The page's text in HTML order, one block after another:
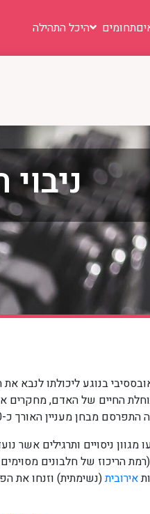
תחומים היכל התהילה
ניבוי
בנוגע ליכולתו לנבא
החיים של האדם, מחקרים
האורך כ-10 שניות בלבד. סקרנים? גם אנחנו…
מגוון ניסויים ותרגילים
הריכוז של חלבונים
אירובית(נשימתית) וזנחו את